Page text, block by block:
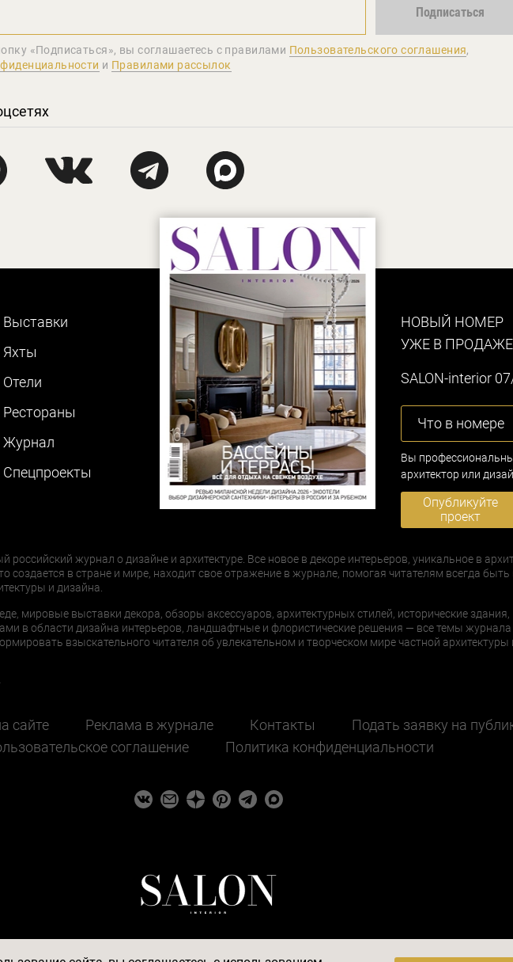
Подписаться
«Подписаться», вы соглашаетеcь с правилами Пользовательского соглашения,
и Правилами рассылок
Выставки
Яхты
Отели
Рестораны
Журнал
Cпецпроекты
НОВЫЙ НОМЕР
УЖЕ В
SALON-interior
Что в номере
Вы
архитектор или
Опубликуйте
проект
российский журнал о дизайне и архитектуре. Все новое в декоре интерьеров, уникальное в
создается в стране и мире, находит свое отражение в журнале, помогая читателям всегда быть
и дизайна.
мировые выставки декора, обзоры аксессуаров, архитектурных стилей, исторические здания,
в области дизайна интерьеров, ландшафтные и флористические решения — все темы журнала
взыскательного читателя об увлекательном и творческом мире частной архитектуры
сайте Реклама в журнале Контакты
Подать заявку на
соглашение
Политика конфиденциальности